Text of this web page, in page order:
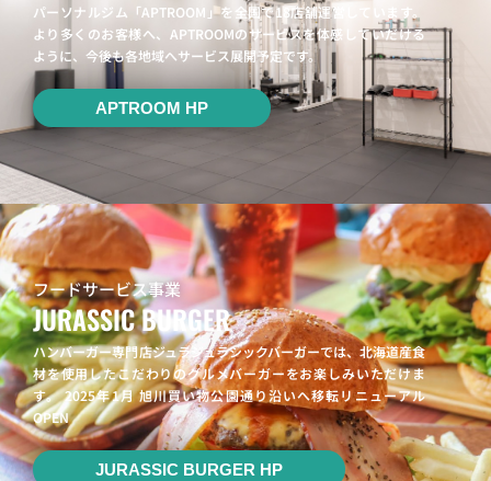
パーソナルジム「APTROOM」を全国で18店舗運営しています。
より多くのお客様へ、APTROOMのサービスを体感していだける
ように、今後も各地域へサービス展開予定です。
APTROOM HP
フードサービス事業
JURASSIC BURGER
ハンバーガー専門店ジュラジュラシックバーガーでは、北海道産食
材を使用したこだわりのグルメバーガーをお楽しみいただけま
す。 2025年1月 旭川買い物公園通り沿いへ移転リニューアル
OPEN
JURASSIC BURGER HP